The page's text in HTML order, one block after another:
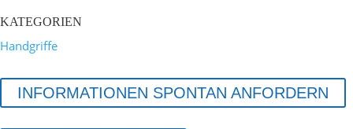
KATEGORIEN
Handgriffe
INFORMATIONEN SPONTAN ANFORDERN